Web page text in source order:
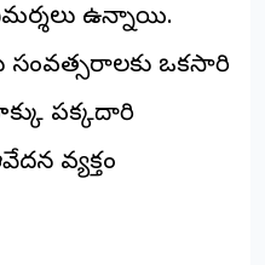
ఉన్నాయి.
సంవత్సరాలకు ఒకసారి
పక్కదారి
వ్యక్తం